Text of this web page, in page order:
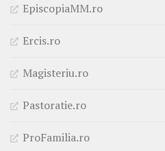
EpiscopiaMM.ro
Ercis.ro
Magisteriu.ro
Pastoratie.ro
ProFamilia.ro